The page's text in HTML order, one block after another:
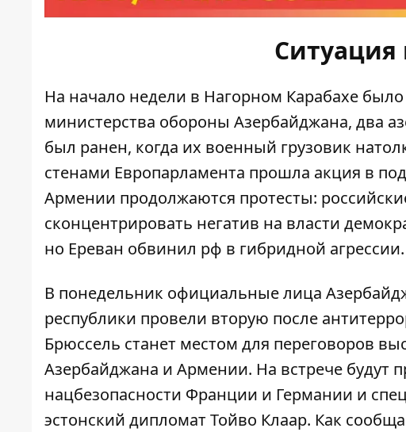
Ситуация
На начало недели в Нагорном Карабахе было
министерства обороны Азербайджана, два
был ранен, когда их военный грузовик
стенами Европарламента прошла акция в
Армении продолжаются протесты:
сконцентрировать негатив на власти
но Ереван обвинил рф в гибридной агрессии.
В понедельник официальные лица
республики провели вторую после
Брюссель станет местом для переговоров
Азербайджана и Армении. На встрече будут
нацбезопасности Франции и Германии и
эстонский дипломат Тойво Клаар. Как